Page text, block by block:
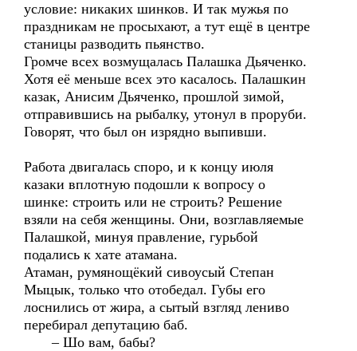
условие: никаких шинков. И так мужья по
праздникам не просыхают, а тут ещё в центре
станицы разводить пьянство.
Громче всех возмущалась Палашка Дьяченко.
Хотя её меньше всех это касалось. Палашкин
казак, Анисим Дьяченко, прошлой зимой,
отправившись на рыбалку, утонул в проруби.
Говорят, что был он изрядно выпивши.
Работа двигалась споро, и к концу июля
казаки вплотную подошли к вопросу о
шинке: строить или не строить? Решение
взяли на себя женщины. Они, возглавляемые
Палашкой, минуя правление, гурьбой
подались к хате атамана.
Атаман, румянощёкий сивоусый Степан
Мыцык, только что отобедал. Губы его
лоснились от жира, а сытый взгляд лениво
перебирал депутацию баб.
– Шо вам, бабы?